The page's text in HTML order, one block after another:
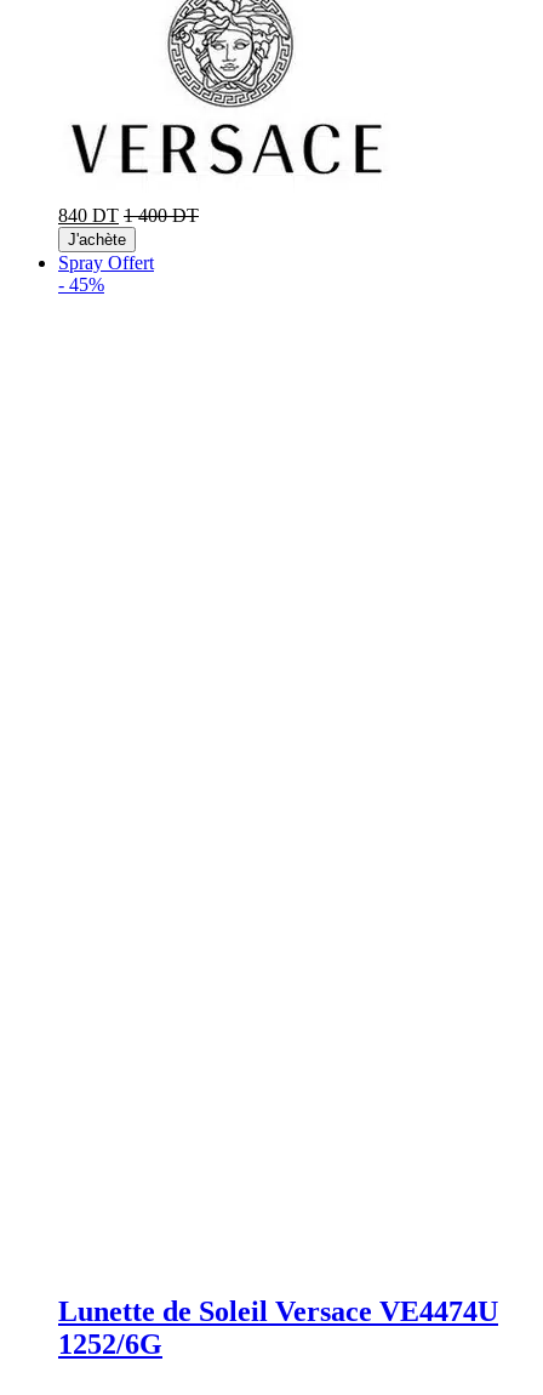
840 DT 1 400 DT
J'achète
Spray Offert
- 45%
Lunette de Soleil Versace VE4474U
1252/6G